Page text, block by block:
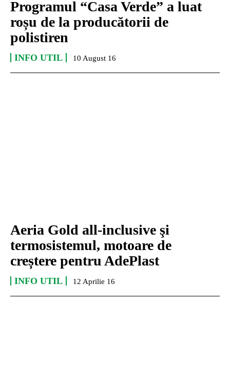
Programul “Casa Verde” a luat
roșu de la producătorii de
polistiren
INFO UTIL 10 August 16
Aeria Gold all-inclusive şi
termosistemul, motoare de
creștere pentru AdePlast
INFO UTIL 12 Aprilie 16